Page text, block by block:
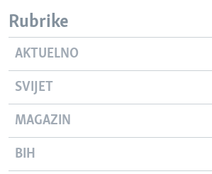
Rubrike
AKTUELNO
SVIJET
MAGAZIN
BIH